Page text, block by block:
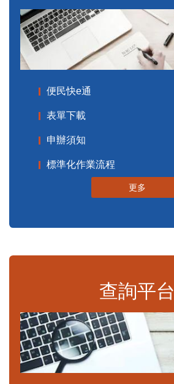
便民快e通
表單下載
申辦須知
標準化作業流程
更多
查詢平台